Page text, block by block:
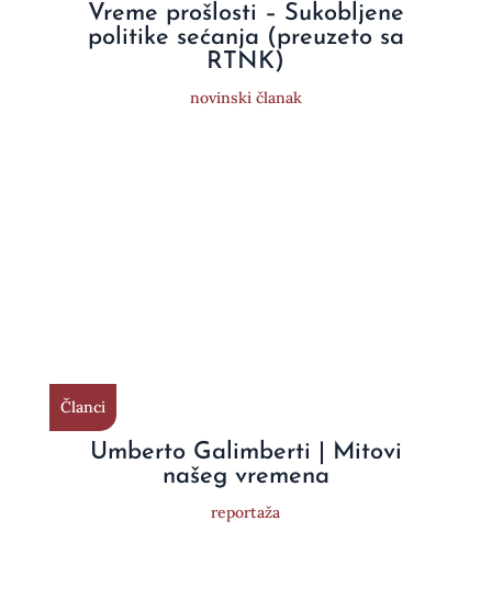
Vreme prošlosti – Sukobljene
politike sećanja (preuzeto sa
RTNK)
novinski članak
Članci
Umberto Galimberti | Mitovi
našeg vremena
reportaža